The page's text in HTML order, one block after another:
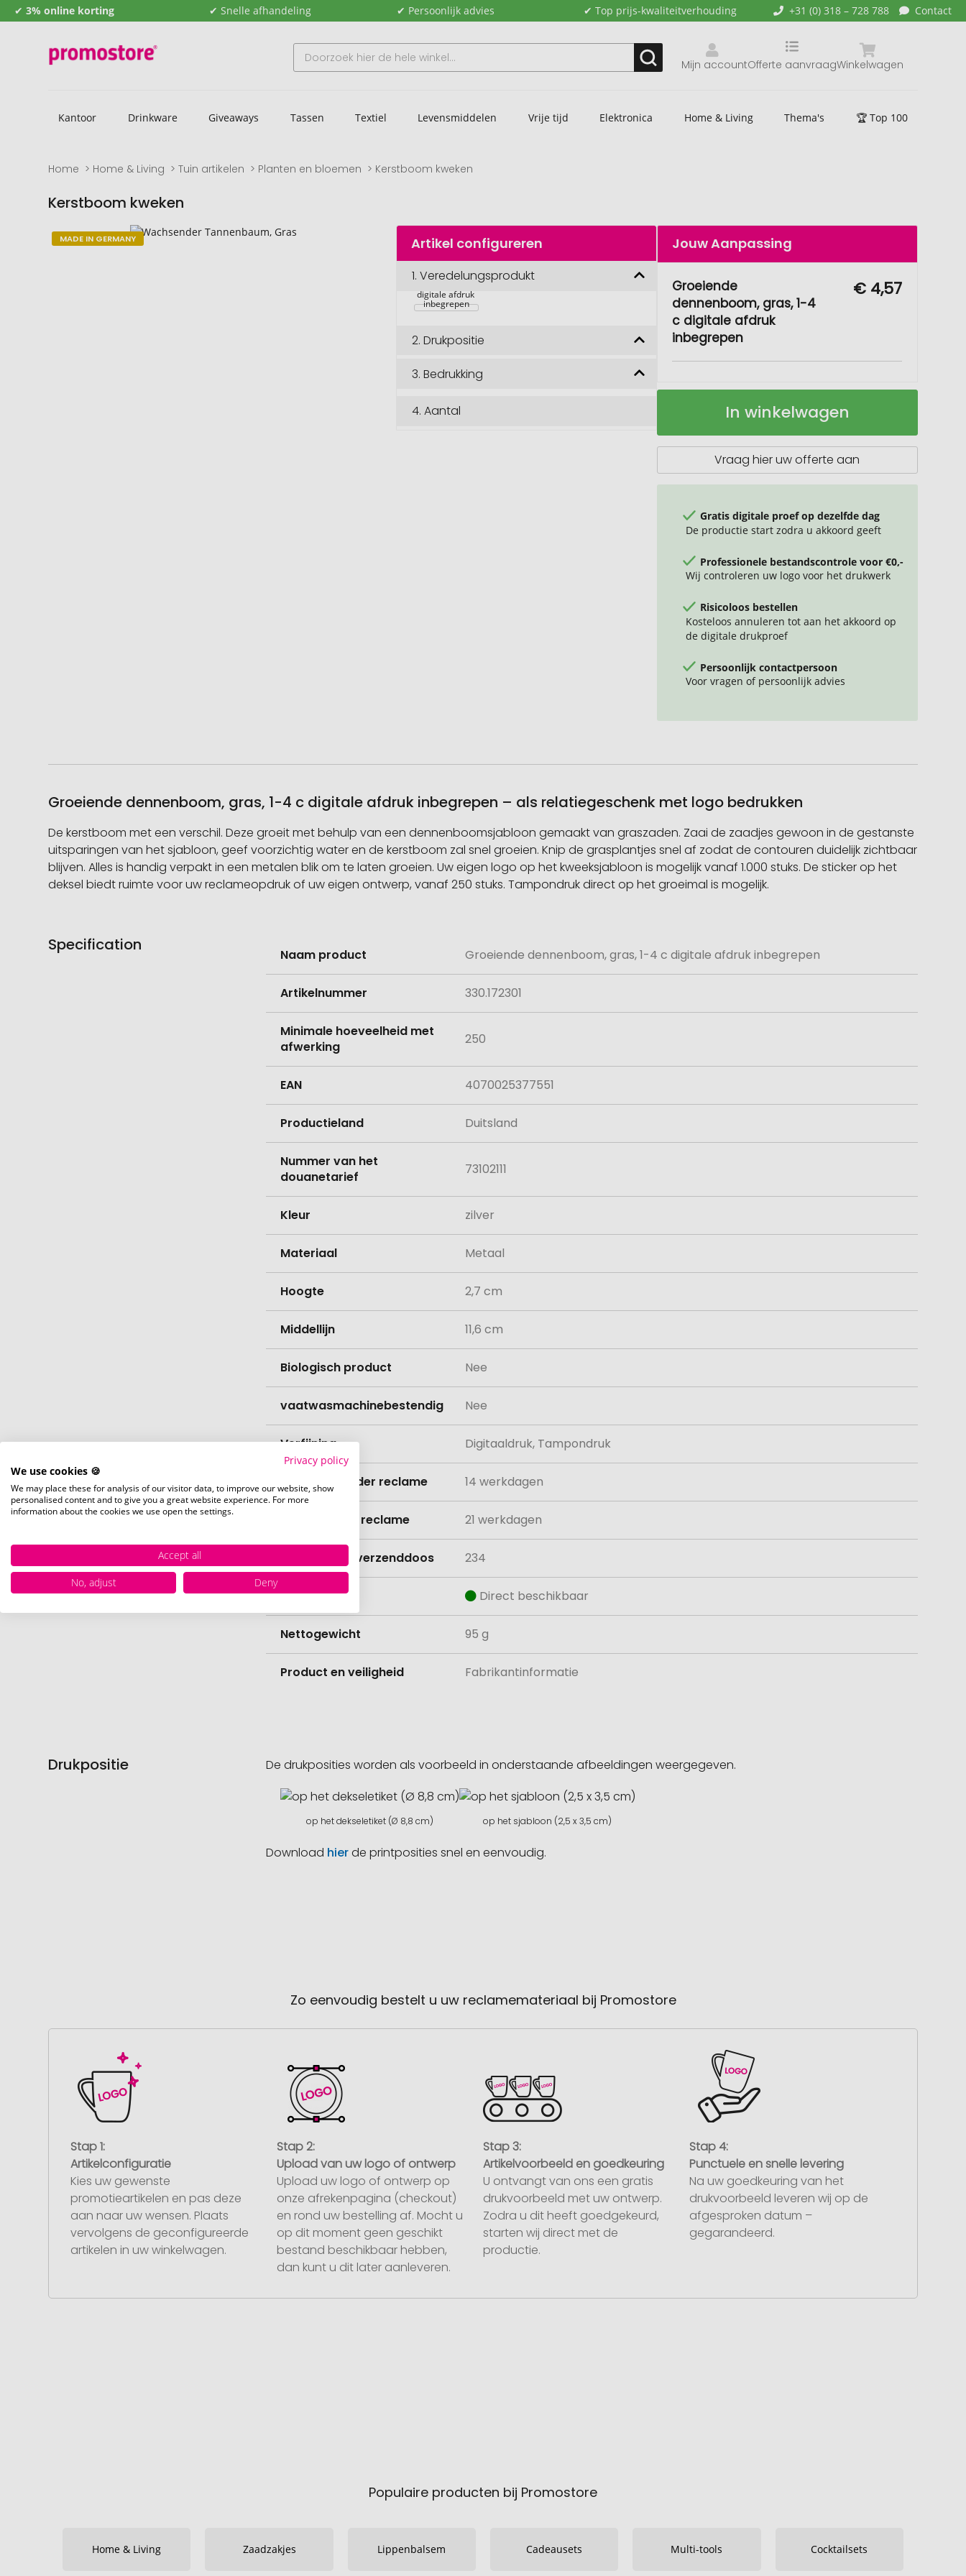
✔ 3% online korting ✔ Snelle afhandeling ✔ Persoonlijk advies ✔ Top prijs-kwaliteitverhouding +31 (0) 318 – 728 788 Contact
Mijn account Winkelwagen
Offerte aanvraag
Kantoor Drinkware Giveaways Tassen Textiel Levensmiddelen Vrije tijd Elektronica Home & Living Thema's 🏆 Top 100
Home Home & Living Tuin artikelen Planten en bloemen Kerstboom kweken
Kerstboom kweken
Naar
het
Naar
het
MADE IN GERMANY Artikel configureren
1.Veredelungsprodukt
dennenboom,
digitale afdruk
inbegrepen
2.Drukpositie
3.Bedrukking
4.Aantal
Jouw Aanpassing
Groeiende
dennenboom, gras, 1-4
c digitale afdruk
inbegrepen
€ 4,57
Kerstboom
Op
In winkelwagen
Vraag hier uw offerte aan
Gratis digitale proef op dezelfde dag
De productie start zodra u akkoord geeft
Professionele bestandscontrole voor €0,-
Wij controleren uw logo voor het drukwerk
Risicoloos bestellen
Kosteloos annuleren tot aan het akkoord op
de digitale drukproef
Persoonlijk contactpersoon
Voor vragen of persoonlijk advies
Groeiende dennenboom, gras, 1-4 c digitale afdruk inbegrepen – als relatiegeschenk met logo bedrukken
De kerstboom met een verschil. Deze groeit met behulp van een dennenboomsjabloon gemaakt van graszaden. Zaai de zaadjes gewoon in de gestanste
uitsparingen van het sjabloon, geef voorzichtig water en de kerstboom zal snel groeien. Knip de grasplantjes snel af zodat de contouren duidelijk zichtbaar
blijven. Alles is handig verpakt in een metalen blik om te laten groeien. Uw eigen logo op het kweeksjabloon is mogelijk vanaf 1.000 stuks. De sticker op het
deksel biedt ruimte voor uw reclameopdruk of uw eigen ontwerp, vanaf 250 stuks. Tampondruk direct op het groeimal is mogelijk.
Specification
informatie
Naam product Groeiende dennenboom, gras, 1-4 c digitale afdruk inbegrepen
Artikelnummer 330.172301
Minimale hoeveelheid met
afwerking
250
EAN 4070025377551
Productieland Duitsland
Nummer van het
douanetarief
73102111
Kleur zilver
Materiaal Metaal
Hoogte 2,7 cm
Middellijn 11,6 cm
Biologisch product Nee
vaatwasmachinebestendig Nee
Verfijning Digitaaldruk, Tampondruk
Levertijd zonder reclame 14 werkdagen
Levertijd met reclame 21 werkdagen
Hoeveelheid verzenddoos 234
Voorraad Direct beschikbaar
Nettogewicht 95 g
Product en veiligheid Fabrikantinformatie
Drukpositie De drukposities worden als voorbeeld in onderstaande afbeeldingen weergegeven.
op het dekseletiket (Ø 8,8 cm) op het sjabloon (2,5 x 3,5 cm)
Download hierde printposities snel en eenvoudig.
Zo eenvoudig bestelt u uw reclamemateriaal bij Promostore
Stap 1:
Artikelconfiguratie
Kies uw gewenste
promotieartikelen en pas deze
aan naar uw wensen. Plaats
vervolgens de geconfigureerde
artikelen in uw winkelwagen.
Stap 2:
Upload van uw logo of ontwerp
Upload uw logo of ontwerp op
onze afrekenpagina (checkout)
en rond uw bestelling af. Mocht u
op dit moment geen geschikt
bestand beschikbaar hebben,
dan kunt u dit later aanleveren.
Stap 3:
Artikelvoorbeeld en goedkeuring
U ontvangt van ons een gratis
drukvoorbeeld met uw ontwerp.
Zodra u dit heeft goedgekeurd,
starten wij direct met de
productie.
Stap 4:
Punctuele en snelle levering
Na uw goedkeuring van het
drukvoorbeeld leveren wij op de
afgesproken datum –
gegarandeerd.
Populaire producten bij Promostore
Home & Living Zaadzakjes Lippenbalsem Cadeausets Multi-tools Cocktailsets
Privacy policy
We use cookies 🍪
We may place these for analysis of our visitor data, to improve our website, show
personalised content and to give you a great website experience. For more
information about the cookies we use open the settings.
Accept all
No, adjust
Deny